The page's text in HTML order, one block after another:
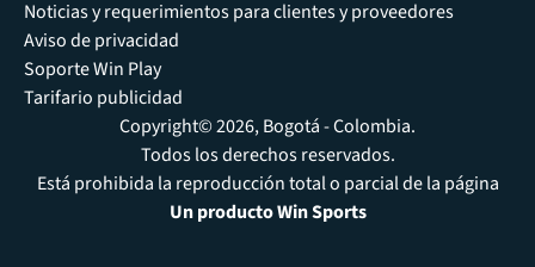
Noticias y requerimientos para clientes y proveedores
Aviso de privacidad
Soporte Win Play
Tarifario publicidad
Copyright© 2026, Bogotá - Colombia.
Todos los derechos reservados.
Está prohibida la reproducción total o parcial de la página
Un producto Win Sports